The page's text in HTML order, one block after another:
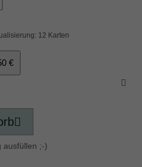
12 Karten
€
ausfüllen ;-)